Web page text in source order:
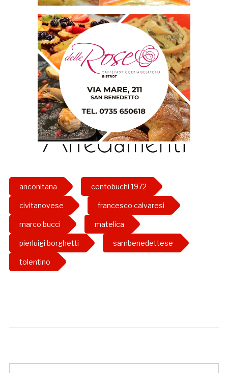
anconitana centobuchi 1972
civitanovese francesco calvaresi
marco bucci matelica
pierluigi borghetti sambenedettese
tolentino